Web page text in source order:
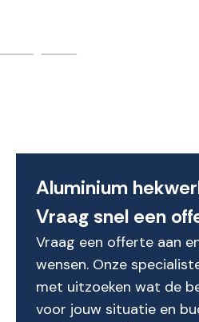
Aluminium
Vraag snel een
Vraag een offerte aan
wensen. Onze
met uitzoeken wat de
voor jouw situatie en